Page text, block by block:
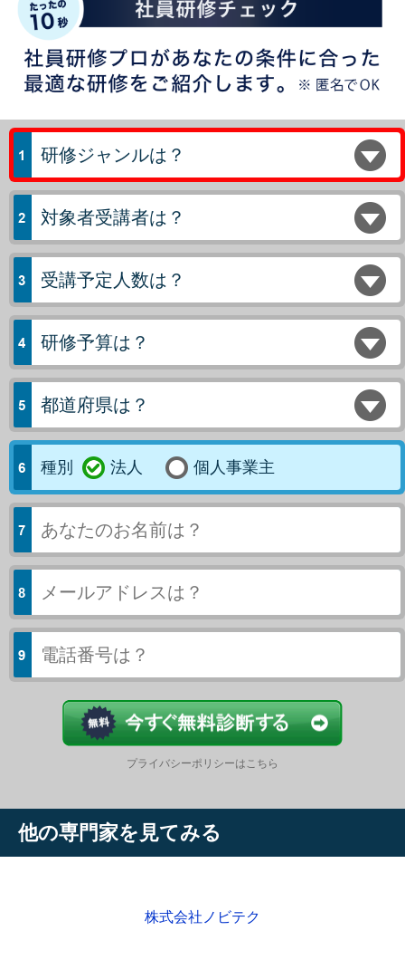
研修ジャンルは？
対象者受講者は？
受講予定人数は？
研修予算は？
都道府県は？
種別 法人 個人事業主
プライバシーポリシーはこちら
他の専門家を見てみる
株式会社ノビテク